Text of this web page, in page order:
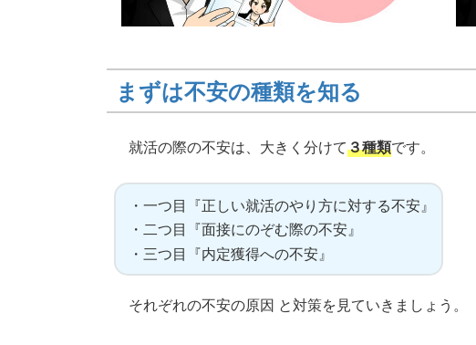
まずは不安の種類を知る
就活の際の不安は、大きく分けて３種類です。
・一つ目『正しい就活のやり方に対する不安』
・二つ目『面接にのぞむ際の不安』
・三つ目『内定獲得への不安』
それぞれの不安の原因 と対策を見ていきましょう。